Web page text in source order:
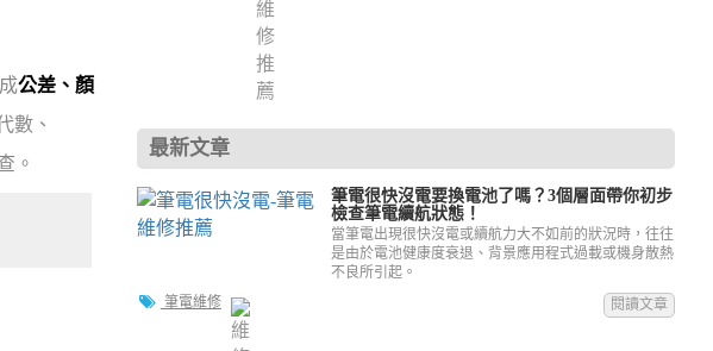
公差、顏
數、
。
最新文章
筆電很快沒電要換電池了嗎？3個層面帶你初步
檢查筆電續航狀態！
當筆電出現很快沒電或續航力大不如前的狀況時，往往
是由於電池健康度衰退、背景應用程式過載或機身散熱
不良所引起。
筆電維修
閱讀文章